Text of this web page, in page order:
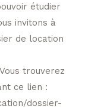
étudier
invitons à
de location
trouverez
ce lien :
dossier-